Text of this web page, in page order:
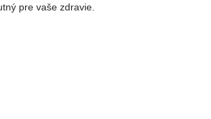
pre vaše zdravie.